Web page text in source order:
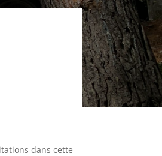
dans cette